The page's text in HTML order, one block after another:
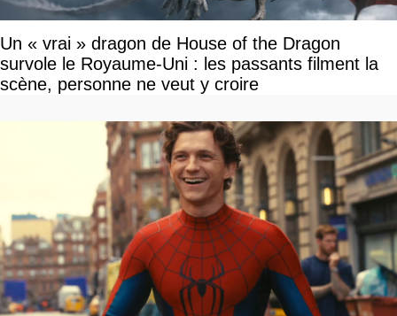
Un « vrai » dragon de House of the Dragon
survole le Royaume-Uni : les passants filment la
scène, personne ne veut y croire